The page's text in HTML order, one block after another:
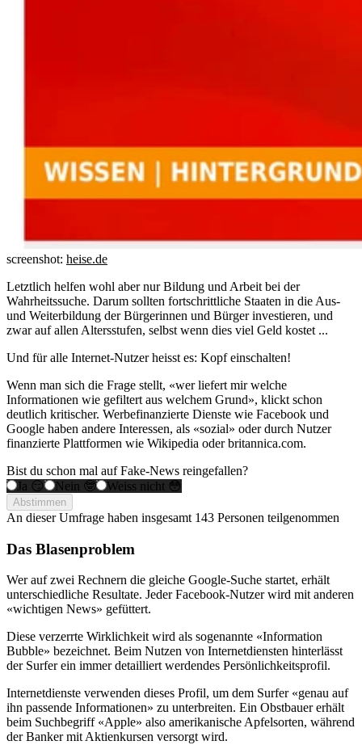
screenshot: heise.de
Letztlich helfen wohl aber nur Bildung und Arbeit bei der
Wahrheitssuche. Darum sollten fortschrittliche Staaten in die Aus-
und Weiterbildung der Bürgerinnen und Bürger investieren, und
zwar auf allen Altersstufen, selbst wenn dies viel Geld kostet ...
Und für alle Internet-Nutzer heisst es: Kopf einschalten!
Wenn man sich die Frage stellt, «wer liefert mir welche
Informationen wie gefiltert aus welchem Grund», klickt schon
deutlich kritischer. Werbefinanzierte Dienste wie Facebook und
Google haben andere Interessen, als «sozial» oder durch Nutzer
finanzierte Plattformen wie Wikipedia oder britannica.com.
Bist du schon mal auf Fake-News reingefallen?
Ja 😏
Nein 🤓 Weiss nicht 😳
Abstimmen
An dieser Umfrage haben insgesamt 143 Personen teilgenommen
Das Blasenproblem
Wer auf zwei Rechnern die gleiche Google-Suche startet, erhält
unterschiedliche Resultate. Jeder Facebook-Nutzer wird mit anderen
«wichtigen News» gefüttert.
Diese verzerrte Wirklichkeit wird als sogenannte «Information
Bubble» bezeichnet. Beim Nutzen von Internetdiensten hinterlässt
der Surfer ein immer detailliert werdendes Persönlichkeitsprofil.
Internetdienste verwenden dieses Profil, um dem Surfer «genau auf
ihn passende Informationen» zu unterbreiten. Ein Obstbauer erhält
beim Suchbegriff «Apple» also amerikanische Apfelsorten, während
der Banker mit Aktienkursen versorgt wird.